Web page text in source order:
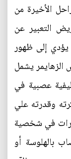
الأخيرة من
التعبير عن
إلى ظهور
يشمل
عصبية في
وقدرته علي
في شخصية
بالهلوسة أو